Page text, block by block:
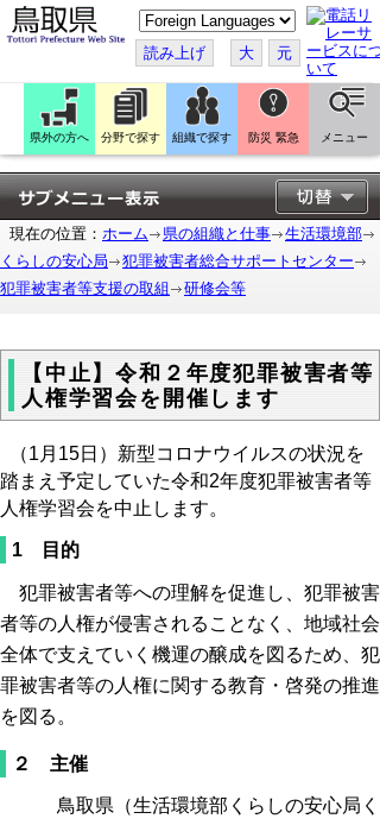
こ
の
ペ
ー
ジ
翻
訳
す
る
読み上げ 大 元
県外の方へ 分野で探す 組織で探す 防災 緊急 メニュー
現在の位置： ホーム 県の組織と仕事
生活環境部
くらしの安心局
犯罪被害者総合サポートセンター
犯罪被害者等支援の取組
研修会等
【中止】令和２年度犯罪被害者等
人権学習会を開催します
（1月15日）新型コロナウイルスの状況を
踏まえ予定していた令和2年度犯罪被害者等
人権学習会を中止します。
1 目的
犯罪被害者等への理解を促進し、犯罪被害
者等の人権が侵害されることなく、地域社会
全体で支えていく機運の醸成を図るため、犯
罪被害者等の人権に関する教育・啓発の推進
を図る。
２ 主催
鳥取県（生活環境部くらしの安心局く